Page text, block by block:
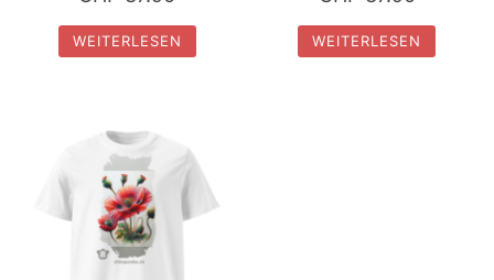
WEITERLESEN WEITERLESEN